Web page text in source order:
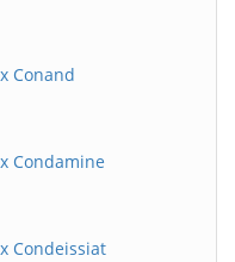
Conand
Condamine
Condeissiat